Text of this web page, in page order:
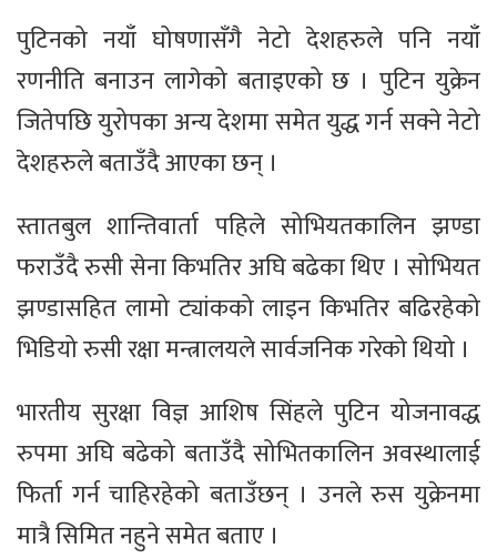
पुटिनको नयाँ घोषणासँगै नेटो देशहरुले पनि नयाँ
रणनीति बनाउन लागेको बताइएको छ । पुटिन युक्रेन
जितेपछि युरोपका अन्य देशमा समेत युद्ध गर्न सक्ने नेटो
देशहरुले बताउँदै आएका छन् ।
स्तातबुल शान्तिवार्ता पहिले सोभियतकालिन झण्डा
फराउँदै रुसी सेना किभतिर अघि बढेका थिए । सोभियत
झण्डासहित लामो ट्यांकको लाइन किभतिर बढिरहेको
भिडियो रुसी रक्षा मन्त्रालयले सार्वजनिक गरेको थियो ।
भारतीय सुरक्षा विज्ञ आशिष सिंहले पुटिन योजनावद्ध
रुपमा अघि बढेको बताउँदै सोभितकालिन अवस्थालाई
फिर्ता गर्न चाहिरहेको बताउँछन् । उनले रुस युक्रेनमा
मात्रै सिमित नहुने समेत बताए ।